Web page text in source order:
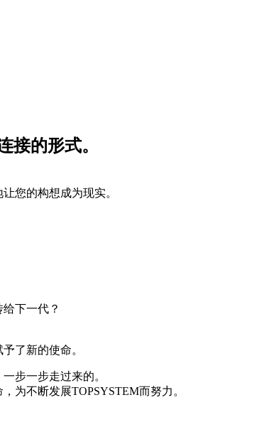
您的构想成为现实。
下一代？
了新的使命。
步一步走过来的。
，为不断发展TOPSYSTEM而努力。